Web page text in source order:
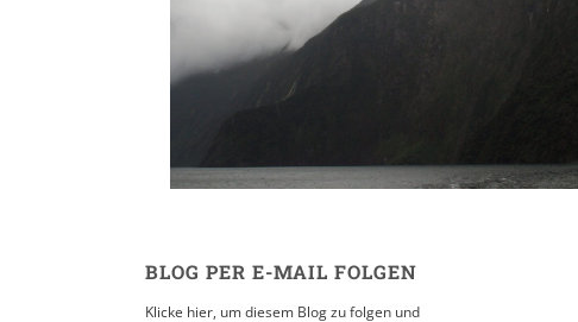
BLOG PER E-MAIL FOLGEN
Klicke hier, um diesem Blog zu folgen und